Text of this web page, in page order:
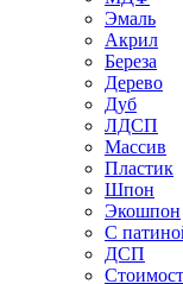
Эмаль
Акрил
Береза
Дерево
Дуб
ЛДСП
Массив
Пластик
Шпон
Экошпон
С
ДСП